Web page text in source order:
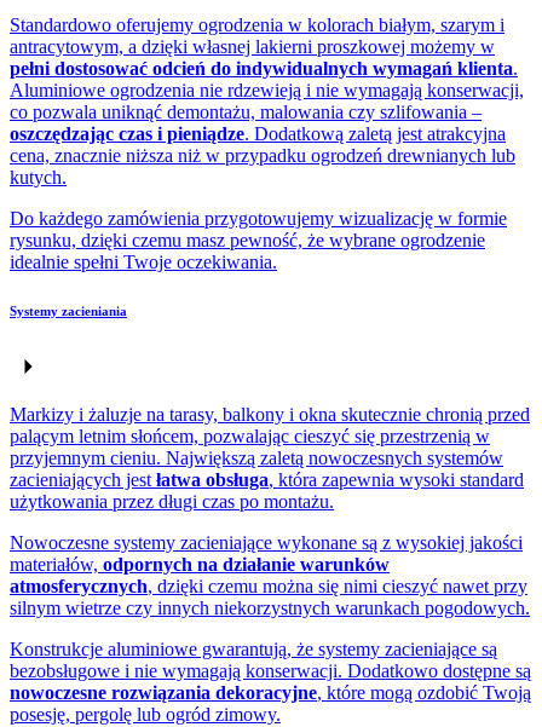
Standardowo oferujemy ogrodzenia w kolorach białym, szarym i
antracytowym, a dzięki własnej lakierni proszkowej możemy w
pełni dostosować odcień do indywidualnych wymagań klienta.
Aluminiowe ogrodzenia nie rdzewieją i nie wymagają konserwacji,
co pozwala uniknąć demontażu, malowania czy szlifowania –
oszczędzając czas i pieniądze. Dodatkową zaletą jest atrakcyjna
cena, znacznie niższa niż w przypadku ogrodzeń drewnianych lub
kutych.
Do każdego zamówienia przygotowujemy wizualizację w formie
rysunku, dzięki czemu masz pewność, że wybrane ogrodzenie
idealnie spełni Twoje oczekiwania.
Systemy zacieniania
Markizy i żaluzje na tarasy, balkony i okna skutecznie chronią przed
palącym letnim słońcem, pozwalając cieszyć się przestrzenią w
przyjemnym cieniu. Największą zaletą nowoczesnych systemów
zacieniających jest łatwa obsługa, która zapewnia wysoki standard
użytkowania przez długi czas po montażu.
Nowoczesne systemy zacieniające wykonane są z wysokiej jakości
materiałów, odpornych na działanie warunków
atmosferycznych, dzięki czemu można się nimi cieszyć nawet przy
silnym wietrze czy innych niekorzystnych warunkach pogodowych.
Konstrukcje aluminiowe gwarantują, że systemy zacieniające są
bezobsługowe i nie wymagają konserwacji. Dodatkowo dostępne są
nowoczesne rozwiązania dekoracyjne, które mogą ozdobić Twoją
posesję, pergolę lub ogród zimowy.